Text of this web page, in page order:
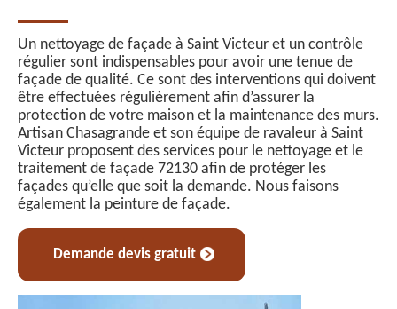
Un nettoyage de façade à Saint Victeur et un contrôle
régulier sont indispensables pour avoir une tenue de
façade de qualité. Ce sont des interventions qui doivent
être effectuées régulièrement afin d’assurer la
protection de votre maison et la maintenance des murs.
Artisan Chasagrande et son équipe de ravaleur à Saint
Victeur proposent des services pour le nettoyage et le
traitement de façade 72130 afin de protéger les
façades qu’elle que soit la demande. Nous faisons
également la peinture de façade.
Demande devis gratuit